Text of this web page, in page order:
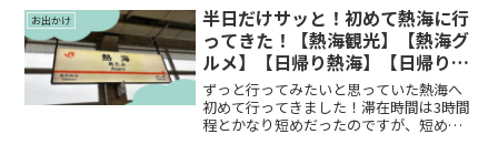
テクノロジーを活用したシステムやデジ
タ...
お出かけ
半日だけサッと！初めて熱海に行
ってきた！【熱海観光】【熱海グ
ルメ】【日帰り熱海】【日帰り旅
行】
ずっと行ってみたいと思っていた熱海へ
初めて行ってきました！滞在時間は3時間
程とかなり短めだったのですが、短めな